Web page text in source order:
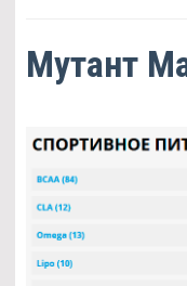
Мутант